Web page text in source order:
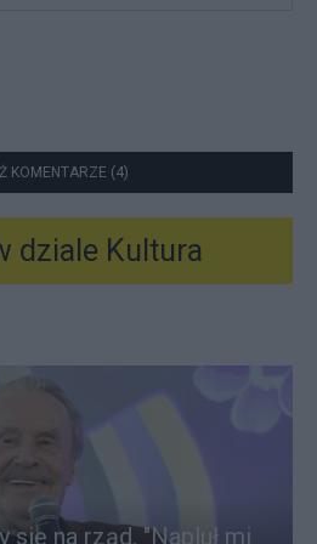
KOMENTARZE (4)
dziale Kultura
się na rząd. "Napluł mi